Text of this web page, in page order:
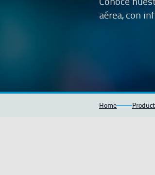
aérea, con
Home